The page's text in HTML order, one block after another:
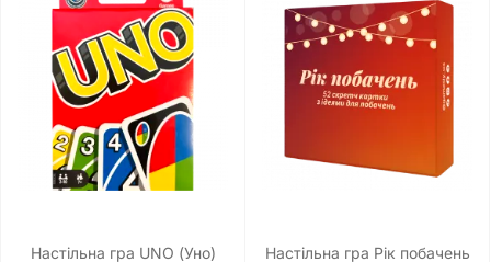
Настільна гра UNO (Уно) Настільна гра Рік побачень